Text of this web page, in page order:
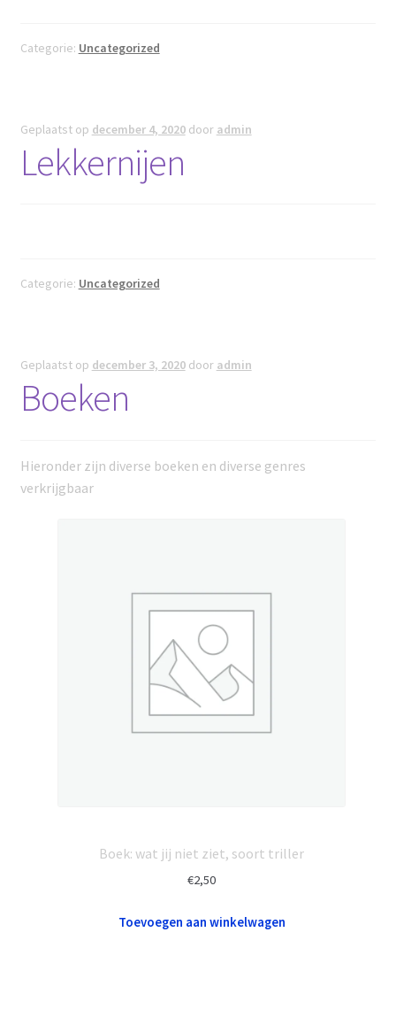
Categorie: Uncategorized
Geplaatst op december 4, 2020 door admin
Lekkernijen
Categorie: Uncategorized
Geplaatst op december 3, 2020 door admin
Boeken
Hieronder zijn diverse boeken en diverse genres
verkrijgbaar
Boek: wat jij niet ziet, soort triller
€2,50
Toevoegen aan winkelwagen